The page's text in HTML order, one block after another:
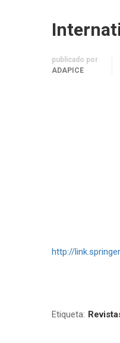
publicado por
ADAPICE
http://
Etiqueta: